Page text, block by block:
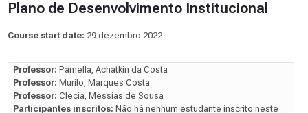
Plano de Desenvolvimento Institucional
Course start date: 29 dezembro 2022
Professor: Pamella, Achatkin da Costa
Professor: Murilo, Marques Costa
Professor: Clecia, Messias de Sousa
Participantes inscritos: Não há nenhum estudante inscrito neste